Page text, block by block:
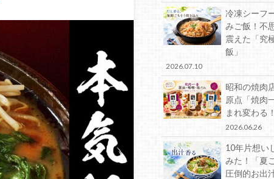
冷凍シーフ
みご飯！不
震えた「究
飯」
2026.07.10
昭和の焼肉
原点「焼肉
まれ変わる！
2026.06.26
10年片想い
みた！「夏
圧倒的お出